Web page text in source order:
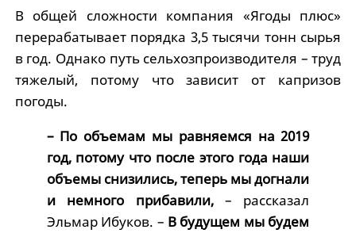
В общей сложности компания «Ягоды плюс»
перерабатывает порядка 3,5 тысячи тонн сырья
в год. Однако путь сельхозпроизводителя – труд
тяжелый, потому что зависит от капризов
погоды.
– По объемам мы равняемся на 2019
год, потому что после этого года наши
объемы снизились, теперь мы догнали
и немного прибавили, – рассказал
Эльмар Ибуков. – В будущем мы будем